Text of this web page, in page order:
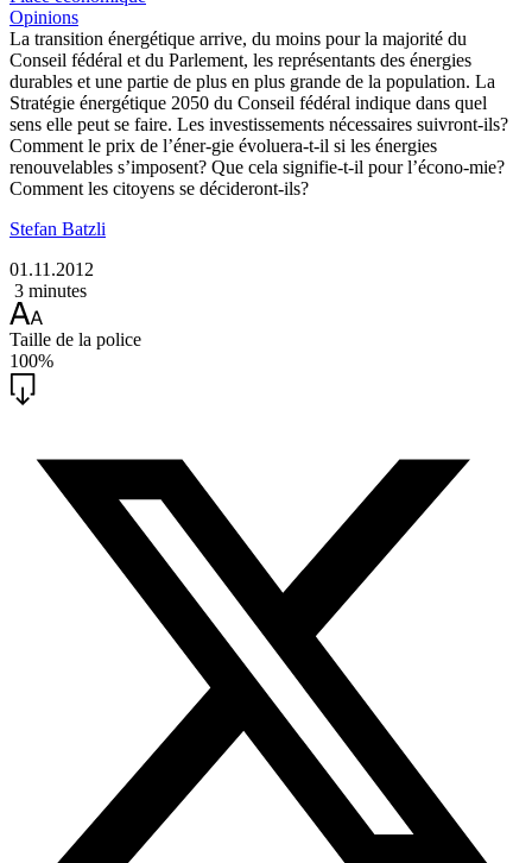
Opinions
La transition énergétique arrive, du moins pour la majorité du
Conseil fédéral et du Parlement, les représentants des énergies
durables et une partie de plus en plus grande de la population. La
Stratégie énergétique 2050 du Conseil fédéral indique dans quel
sens elle peut se faire. Les investissements nécessaires suivront-ils?
Comment le prix de l’éner-gie évoluera-t-il si les énergies
renouvelables s’imposent? Que cela signifie-t-il pour l’écono-mie?
Comment les citoyens se décideront-ils?
Stefan Batzli
01.11.2012
3 minutes
Taille de la police
100%